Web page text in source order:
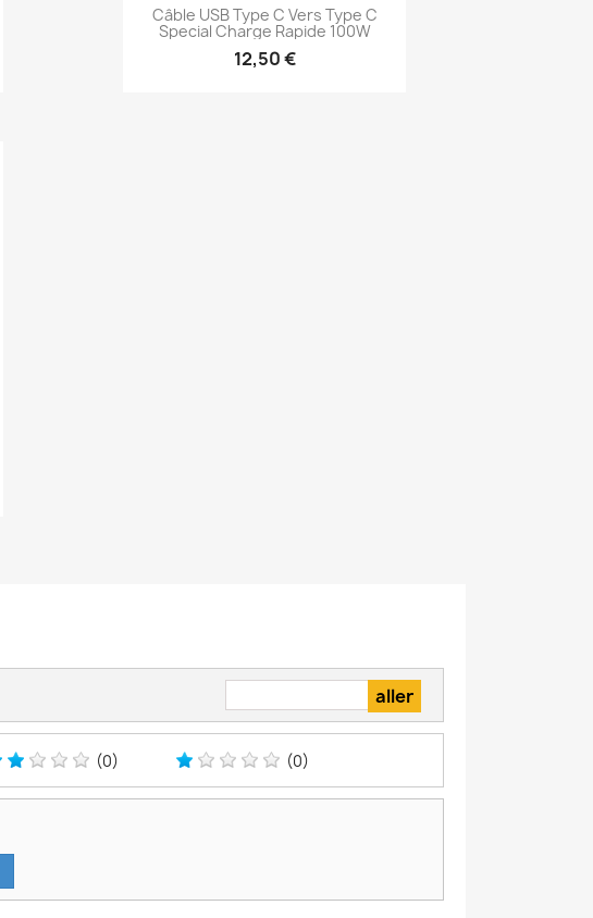
Câble USB Type C Vers Type C
Special Charge Rapide 100W
12,50 €
(0) (0)